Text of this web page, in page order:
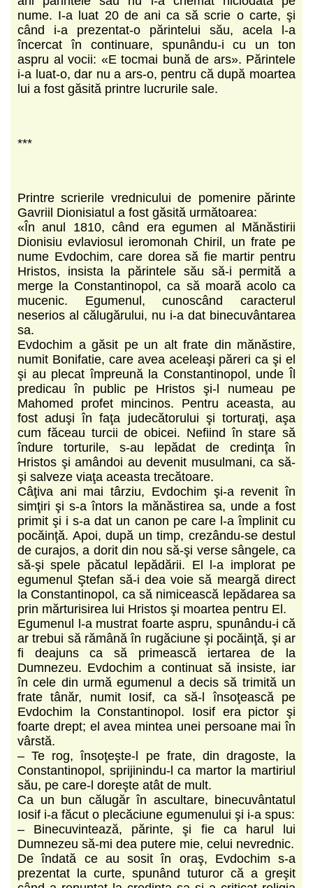
nume. I-a luat 20 de ani ca să scrie o carte, şi
când i-a prezentat-o părintelui său, acela l-a
încercat în continuare, spunându-i cu un ton
aspru al vocii: «E tocmai bună de ars». Părintele
i-a luat-o, dar nu a ars-o, pentru că după moartea
lui a fost găsită printre lucrurile sale.
***
Printre scrierile vrednicului de pomenire părinte
Gavriil Dionisiatul a fost găsită următoarea:
«În anul 1810, când era egumen al Mănăstirii
Dionisiu evlaviosul ieromonah Chiril, un frate pe
nume Evdochim, care dorea să fie martir pentru
Hristos, insista la părintele său să-i permită a
merge la Constantinopol, ca să moară acolo ca
mucenic. Egumenul, cunoscând caracterul
neserios al călugărului, nu i-a dat binecuvântarea
sa.
Evdochim a găsit pe un alt frate din mănăstire,
numit Bonifatie, care avea aceleaşi păreri ca şi el
şi au plecat împreună la Constantinopol, unde Îl
predicau în public pe Hristos şi-l numeau pe
Mahomed profet mincinos. Pentru aceasta, au
fost aduşi în faţa judecătorului şi torturaţi, aşa
cum făceau turcii de obicei. Nefiind în stare să
îndure torturile, s-au lepădat de credinţa în
Hristos şi amândoi au devenit musulmani, ca să-
şi salveze viaţa aceasta trecătoare.
Câţiva ani mai târziu, Evdochim şi-a revenit în
simţiri şi s-a întors la mănăstirea sa, unde a fost
primit şi i s-a dat un canon pe care l-a împlinit cu
pocăinţă. Apoi, după un timp, crezându-se destul
de curajos, a dorit din nou să-şi verse sângele, ca
să-şi spele păcatul lepădării. El l-a implorat pe
egumenul Ştefan să-i dea voie să meargă direct
la Constantinopol, ca să nimicească lepădarea sa
prin mărturisirea lui Hristos şi moartea pentru El.
Egumenul l-a mustrat foarte aspru, spunându-i că
ar trebui să rămână în rugăciune şi pocăinţă, şi ar
fi deajuns ca să primească iertarea de la
Dumnezeu. Evdochim a continuat să insiste, iar
în cele din urmă egumenul a decis să trimită un
frate tânăr, numit Iosif, ca să-l însoţească pe
Evdochim la Constantinopol. Iosif era pictor şi
foarte drept; el avea mintea unei persoane mai în
vârstă.
– Te rog, însoţeşte-l pe frate, din dragoste, la
Constantinopol, sprijinindu-l ca martor la martiriul
său, pe care-l doreşte atât de mult.
Ca un bun călugăr în ascultare, binecuvântatul
Iosif i-a făcut o plecăciune egumenului şi i-a spus:
– Binecuvintează, părinte, şi fie ca harul lui
Dumnezeu să-mi dea putere mie, celui nevrednic.
De îndată ce au sosit în oraş, Evdochim s-a
prezentat la curte, spunând tuturor că a greşit